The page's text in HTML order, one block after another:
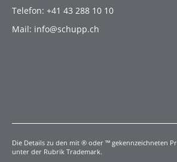
Telefon: +41 43 288 10 10
Mail: info@schupp.ch
Die Details zu den mit ® oder ™ gekennzeichneten
unter der Rubrik Trademark.